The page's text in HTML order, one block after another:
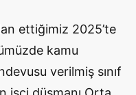
ettiğimiz 2025’te
kamu
verilmiş sınıf